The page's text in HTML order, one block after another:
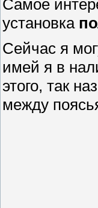
Самое
установка
Сейчас я
имей я в
этого, так
между